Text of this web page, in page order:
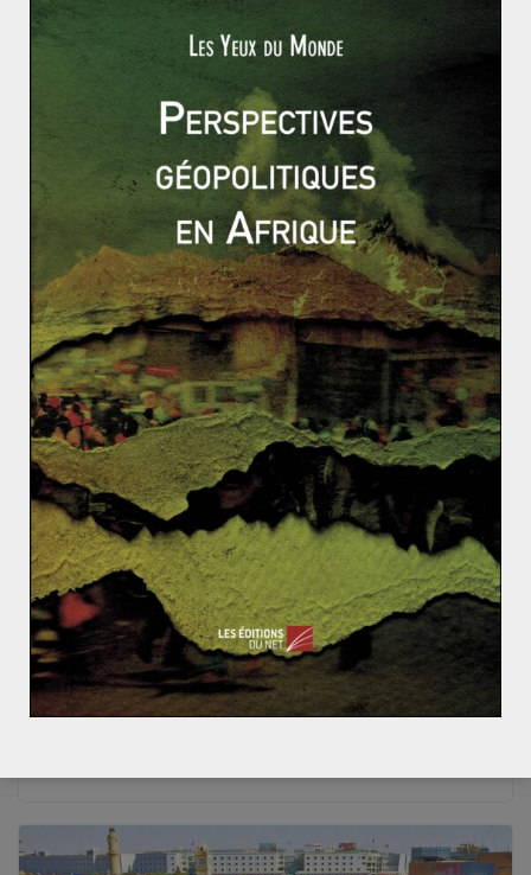
ACTUALITÉS SYRIE TURQUIE
Noémie MOREAU 3 octobre 2017 0 Comments
L’ « amitié russo-turque » existe-t-elle
vraiment ?
Jeudi 28 septembre, le président russe, Vladimir
Poutine, s’est rendu en Turquie pour un dîner avec son
homologue turc, Recep